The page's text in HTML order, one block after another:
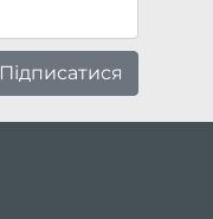
Підписатися